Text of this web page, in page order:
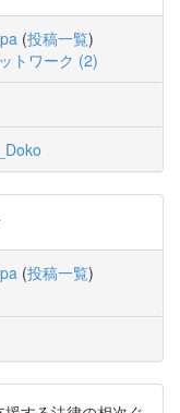
(投稿一覧)
トワーク (2)
(投稿一覧)